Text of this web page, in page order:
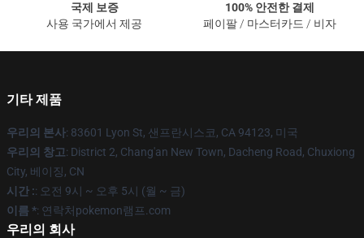
국제 보증
사용 국가에서 제공
100% 안전한 결제
페이팔 / 마스터카드 / 비자
기타 제품
우리의 본사: 83601 Lyon St, 샌프란시스코, CA 94123, 미국
우리의 창고: District 2, Chang'an New Town, Dacheng Road, Chuxiong
City, 베이징, CN
시간 :: 오전 9시 ~ 오후 5시 (월 ~ 금)
이름 *: 연락처pokemon램프.com
우리의 회사